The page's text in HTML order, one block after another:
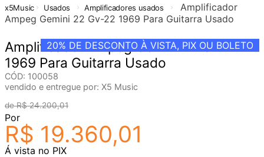
Usados Amplificadores usados
Amplificador
Ampeg Gemini 22 Gv-22 1969 Para Guitarra Usado
20% DE DESCONTO À VISTA, PIX OU BOLETO
Amplificador Ampeg Gemini 22 Gv-22
1969 Para Guitarra Usado
CÓD: 100058
vendido e entregue por: X5 Music
R$ 24.200,01
Por
R$ 19.360,01
Á vista no PIX